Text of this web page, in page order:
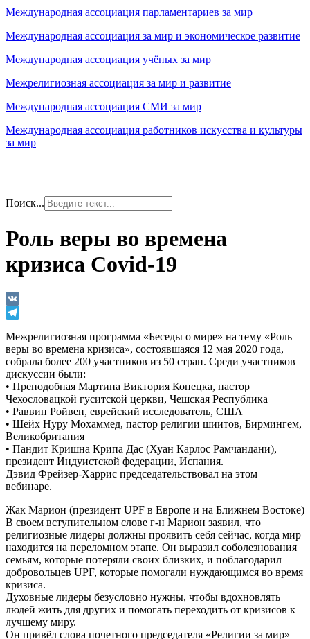
Международная ассоциация парламентариев за мир
Международная ассоциация за мир и экономическое развитие
Международная ассоциация учёных за мир
Межрелигиозная ассоциация за мир и развитие
Международная ассоциация СМИ за мир
Международная ассоциация работников искусства и культуры
за мир
Поиск...
Роль веры во времена
кризиса Covid-19
VK
Межрелигиозная программа «Беседы о мире» на тему «Роль
веры во времена кризиса», состоявшаяся 12 мая 2020 года,
собрала более 200 участников из 50 стран. Среди участников
дискуссии были:
• Преподобная Мартина Виктория Копецка, пастор
Чехословацкой гуситской церкви, Чешская Республика
• Раввин Ройвен, еврейский исследователь, США
• Шейх Нуру Мохаммед, пастор религии шиитов, Бирмингем,
Великобритания
• Пандит Кришна Крипа Дас (Хуан Карлос Рамчандани),
президент Индуистской федерации, Испания.
Дэвид Фрейзер-Харрис председательствовал на этом
вебинаре.
Жак Марион (президент UPF в Европе и на Ближнем Востоке)
В своем вступительном слове г-н Марион заявил, что
религиозные лидеры должны проявить себя сейчас, когда мир
находится на переломном этапе. Он выразил соболезнования
семьям, которые потеряли своих близких, и поблагодарил
добровольцев UPF, которые помогали нуждающимся во время
кризиса.
Духовные лидеры безусловно нужны, чтобы вдохновлять
людей жить для других и помогать переходить от кризисов к
лучшему миру.
Он привёл слова почетного председателя «Религии за мир»